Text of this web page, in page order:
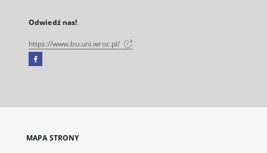
Odwiedź nas!
https://www.bu.uni.wroc.pl/
Facebook
się
karcie
MAPA STRONY